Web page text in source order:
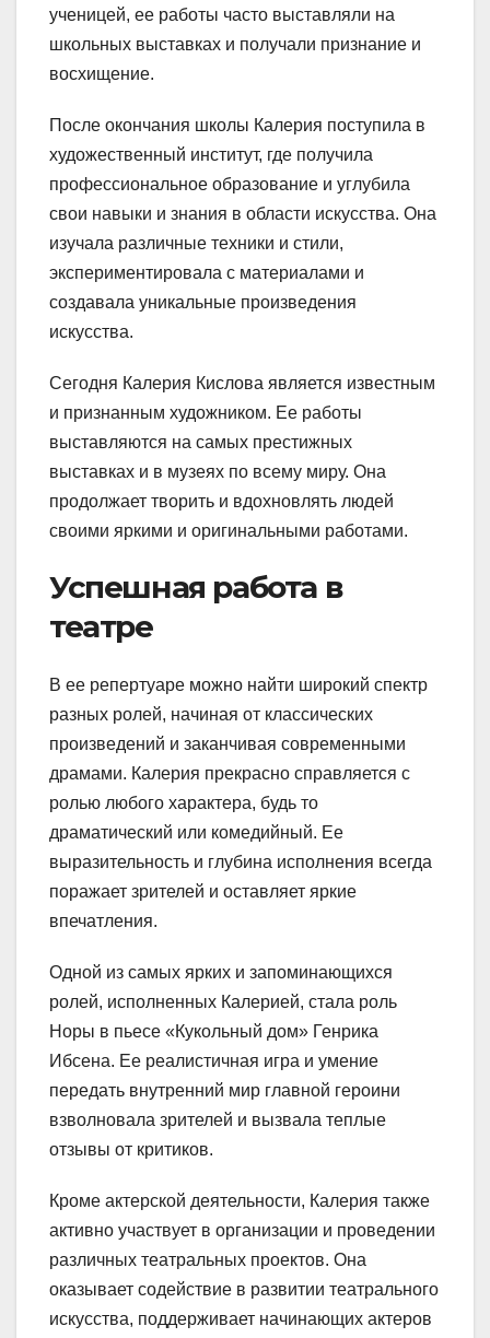
ученицей, ее работы часто выставляли на
школьных выставках и получали признание и
восхищение.
После окончания школы Калерия поступила в
художественный институт, где получила
профессиональное образование и углубила
свои навыки и знания в области искусства. Она
изучала различные техники и стили,
экспериментировала с материалами и
создавала уникальные произведения
искусства.
Сегодня Калерия Кислова является известным
и признанным художником. Ее работы
выставляются на самых престижных
выставках и в музеях по всему миру. Она
продолжает творить и вдохновлять людей
своими яркими и оригинальными работами.
Успешная работа в
театре
В ее репертуаре можно найти широкий спектр
разных ролей, начиная от классических
произведений и заканчивая современными
драмами. Калерия прекрасно справляется с
ролью любого характера, будь то
драматический или комедийный. Ее
выразительность и глубина исполнения всегда
поражает зрителей и оставляет яркие
впечатления.
Одной из самых ярких и запоминающихся
ролей, исполненных Калерией, стала роль
Норы в пьесе «Кукольный дом» Генрика
Ибсена. Ее реалистичная игра и умение
передать внутренний мир главной героини
взволновала зрителей и вызвала теплые
отзывы от критиков.
Кроме актерской деятельности, Калерия также
активно участвует в организации и проведении
различных театральных проектов. Она
оказывает содействие в развитии театрального
искусства, поддерживает начинающих актеров